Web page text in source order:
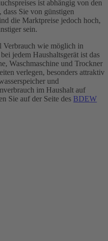
ist abhängig von den
dass Sie von günstigen
die Marktpreise jedoch hoch,
sein.
Verbrauch wie möglich in
jedem Haushaltsgerät ist das
Waschmaschine und Trockner
verlegen, besonders attraktiv
und
im Haushalt auf
Sie auf der Seite des BDEW